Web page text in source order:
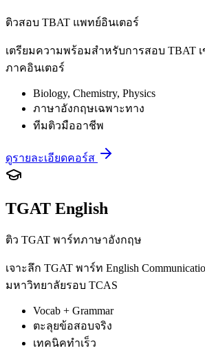
ติวสอบ TBAT แพทย์อินเตอร์
เตรียมความพร้อมสำหรับการสอบ TBAT
ภาคอินเตอร์
Biology, Chemistry, Physics
ภาษาอังกฤษเฉพาะทาง
ทีมติวมืออาชีพ
ดูรายละเอียดคอร์ส
TGAT English
ติว TGAT พาร์ทภาษาอังกฤษ
เจาะลึก TGAT พาร์ท English
มหาวิทยาลัยรอบ TCAS
Vocab + Grammar
ตะลุยข้อสอบจริง
เทคนิคทำเร็ว